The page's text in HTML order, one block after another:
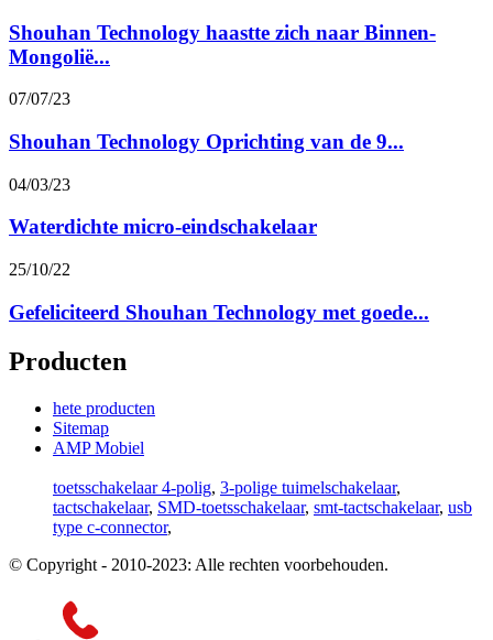
Shouhan Technology haastte zich naar Binnen-
Mongolië...
07/07/23
Shouhan Technology Oprichting van de 9...
04/03/23
Waterdichte micro-eindschakelaar
25/10/22
Gefeliciteerd Shouhan Technology met goede...
Producten
hete producten
Sitemap
AMP Mobiel
toetsschakelaar 4-polig, 3-polige tuimelschakelaar,
tactschakelaar, SMD-toetsschakelaar, smt-tactschakelaar, usb
type c-connector,
© Copyright - 2010-2023: Alle rechten voorbehouden.